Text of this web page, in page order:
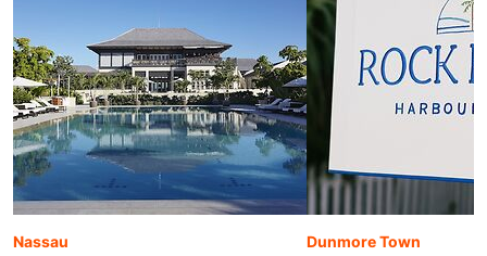
Nassau Dunmore Town